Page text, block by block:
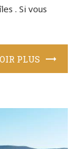
. Si vous
PLUS